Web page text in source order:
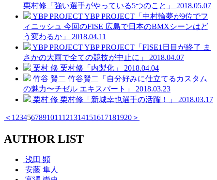
栗村修「強い選手がやっている5つのこと」
2018.05.07
YBP PROJECTYBP PROJECT「中村輪夢が9位でフ
ィニッシュ 今回のFISE 広島で日本のBMXシーンはど
う変わるか」
2018.04.11
YBP PROJECTYBP PROJECT「FISE1日目が終了 ま
さかの大雨で全ての競技が中止に」
2018.04.07
栗村 修 栗村修「内製化」
2018.04.04
竹谷 賢二 竹谷賢二「自分好みに仕立てるカスタム
の魅力〜チゼル エキスパート」
2018.03.23
栗村 修 栗村修「新城幸也選手の活躍！」 2018.03.17
＜ 1 234567891011 121314151617181920 ＞
AUTHOR LIST
浅田 顕
安藤 隼人